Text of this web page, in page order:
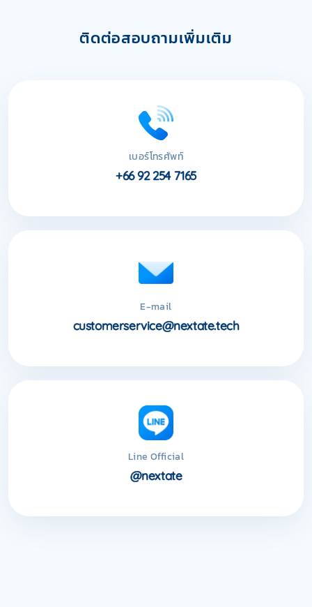
ติดต่อสอบถามเพิ่มเติม
เบอร์โทรศัพท์
+66 92 254 7165
E-mail
customerservice@nextate.tech
Line Official
@nextate